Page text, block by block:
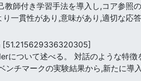
師付き学習手法を導入し,コア参照
一貫性があり,意味があり,適切な応答
[51.215629336320305]
ついて述べる。 対話のような特徴
チマークの実験結果から,新たに導